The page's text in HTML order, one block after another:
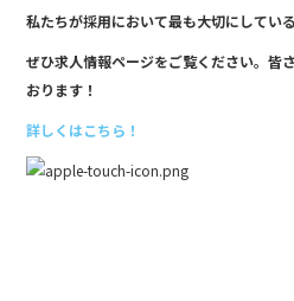
私たちが採用において最も大切にしてい
ぜひ求人情報ページをご覧ください。皆
おります！
詳しくはこちら！